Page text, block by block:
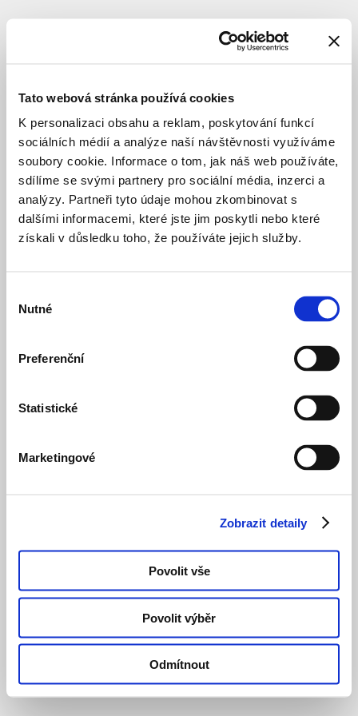
Tato webová stránka používá cookies
K personalizaci obsahu a reklam, poskytování funkcí
sociálních médií a analýze naší návštěvnosti využíváme
soubory cookie. Informace o tom, jak náš web používáte,
sdílíme se svými partnery pro sociální média, inzerci a
analýzy. Partneři tyto údaje mohou zkombinovat s
dalšími informacemi, které jste jim poskytli nebo které
získali v důsledku toho, že používáte jejich služby.
souhlasu
Nutné
Preferenční
Statistické
Marketingové
Zobrazit detaily
Povolit vše
Povolit výběr
Odmítnout
SUBJECT